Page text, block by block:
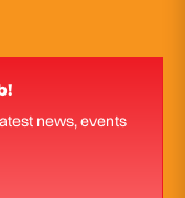
news, events